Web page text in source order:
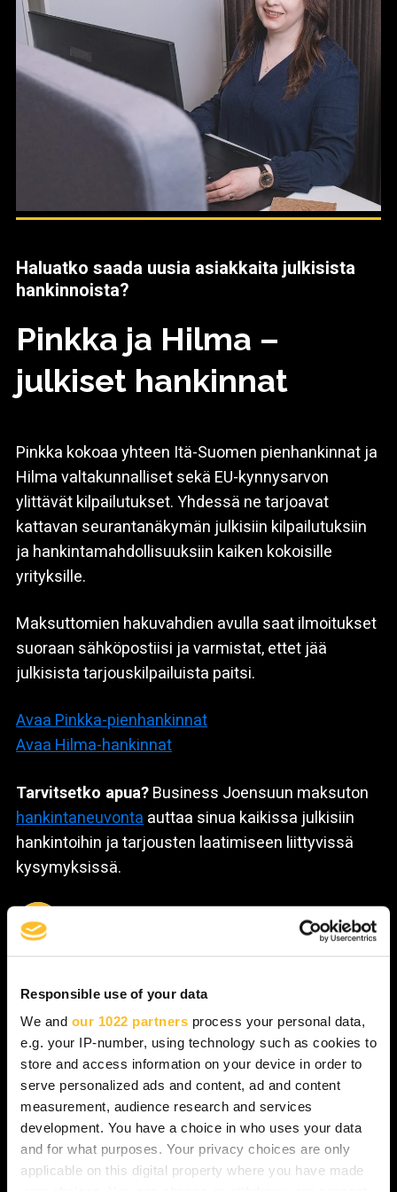
Responsible use of your data
We and our 1022 partners process your personal data,
e.g. your IP-number, using technology such as cookies to
store and access information on your device in order to
serve personalized ads and content, ad and content
measurement, audience research and services
development. You have a choice in who uses your data
and for what purposes. Your privacy choices are only
applicable on this digital property where you have made
Haluatko saada uusia asiakkaita julkisista
hankinnoista?
Pinkka ja Hilma –
julkiset hankinnat
Pinkka kokoaa yhteen Itä-Suomen pienhankinnat ja
Hilma valtakunnalliset sekä EU-kynnysarvon
ylittävät kilpailutukset. Yhdessä ne tarjoavat
kattavan seurantanäkymän julkisiin kilpailutuksiin
ja hankintamahdollisuuksiin kaiken kokoisille
yrityksille.
Maksuttomien hakuvahdien avulla saat ilmoitukset
suoraan sähköpostiisi ja varmistat, ettet jää
julkisista tarjouskilpailuista paitsi.
Avaa Pinkka-pienhankinnat
Avaa Hilma-hankinnat
Tarvitsetko apua? Business Joensuun maksuton
hankintaneuvonta auttaa sinua kaikissa julkisiin
hankintoihin ja tarjousten laatimiseen liittyvissä
kysymyksissä.
»